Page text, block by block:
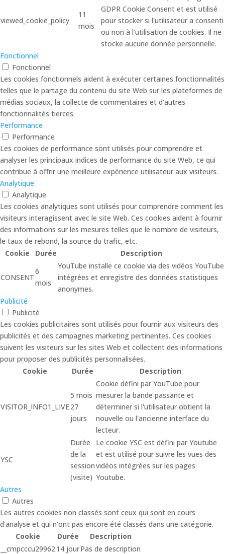
viewed_cookie_policy
11
mois
GDPR Cookie Consent et est utilisé
pour stocker si l'utilisateur a consenti
ou non à l'utilisation de cookies. Il ne
stocke aucune donnée personnelle.
Fonctionnel
Fonctionnel
Les cookies fonctionnels aident à exécuter certaines fonctionnalités
telles que le partage du contenu du site Web sur les plateformes de
médias sociaux, la collecte de commentaires et d'autres
fonctionnalités tierces.
Performance
Performance
Les cookies de performance sont utilisés pour comprendre et
analyser les principaux indices de performance du site Web, ce qui
contribue à offrir une meilleure expérience utilisateur aux visiteurs.
Analytique
Analytique
Les cookies analytiques sont utilisés pour comprendre comment les
visiteurs interagissent avec le site Web. Ces cookies aident à fournir
des informations sur les mesures telles que le nombre de visiteurs,
le taux de rebond, la source du trafic, etc.
Cookie
Durée Description
CONSENT
6
mois
YouTube installe ce cookie via des vidéos YouTube
intégrées et enregistre des données statistiques
anonymes.
Publicité
Publicité
Les cookies publicitaires sont utilisés pour fournir aux visiteurs des
publicités et des campagnes marketing pertinentes. Ces cookies
suivent les visiteurs sur les sites Web et collectent des informations
pour proposer des publicités personnalisées.
Cookie
Durée Description
VISITOR_INFO1_LIVE
5 mois
27
jours
Cookie défini par YouTube pour
mesurer la bande passante et
déterminer si l'utilisateur obtient la
nouvelle ou l'ancienne interface du
lecteur.
YSC
Durée
de la
session
(visite)
Le cookie YSC est défini par Youtube
et est utilisé pour suivre les vues des
vidéos intégrées sur les pages
Youtube.
Autres
Autres
Les autres cookies non classés sont ceux qui sont en cours
d'analyse et qui n'ont pas encore été classés dans une catégorie.
Cookie
Durée
Description
__cmpcccu2996214 jourPas de description